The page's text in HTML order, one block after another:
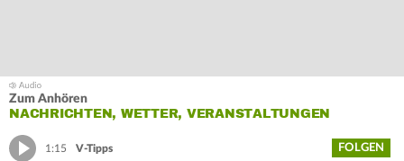
Zum Anhören
NACHRICHTEN, WETTER, VERANSTALTUNGEN
1:15 V-Tipps FOLGEN